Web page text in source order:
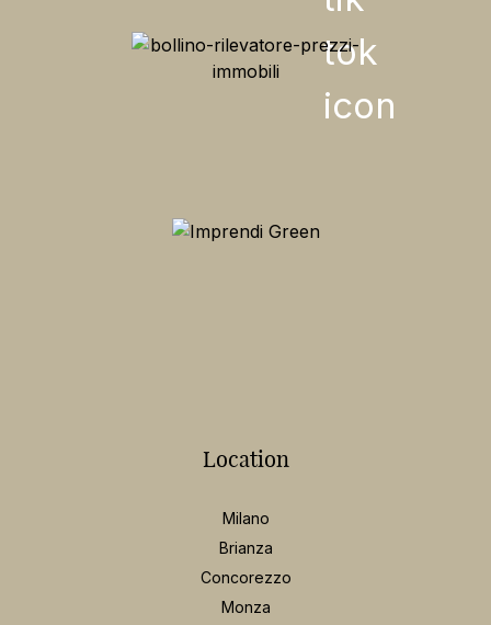
Location
Milano
Brianza
Concorezzo
Monza